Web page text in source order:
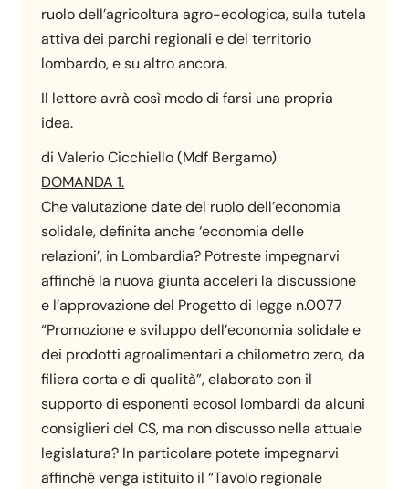
ruolo dell’agricoltura agro-ecologica, sulla tutela
attiva dei parchi regionali e del territorio
lombardo, e su altro ancora.
Il lettore avrà così modo di farsi una propria
idea.
di Valerio Cicchiello (Mdf Bergamo)
DOMANDA 1.
Che valutazione date del ruolo dell’economia
solidale, definita anche ‘economia delle
relazioni’, in Lombardia? Potreste impegnarvi
affinché la nuova giunta acceleri la discussione
e l’approvazione del Progetto di legge n.0077
“Promozione e sviluppo dell’economia solidale e
dei prodotti agroalimentari a chilometro zero, da
filiera corta e di qualità”, elaborato con il
supporto di esponenti ecosol lombardi da alcuni
consiglieri del CS, ma non discusso nella attuale
legislatura? In particolare potete impegnarvi
affinché venga istituito il “Tavolo regionale